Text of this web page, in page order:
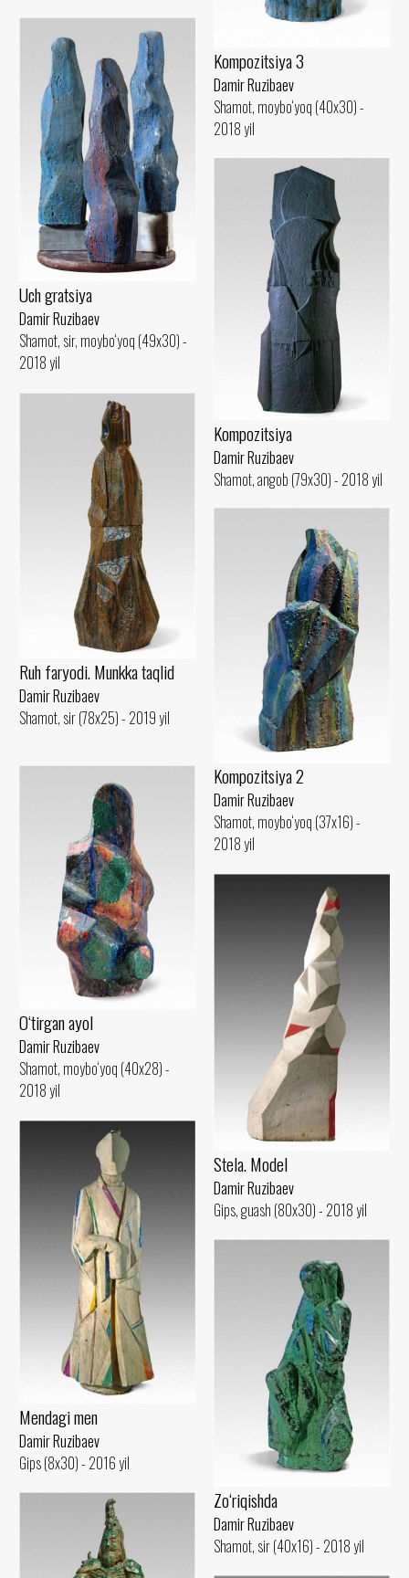
Kompozitsiya 3
Damir Ruzibaev
Shamot, moybo‘yoq (40x30) -
2018 yil
Uch gratsiya
Damir Ruzibaev
Shamot, sir, moybo‘yoq (49x30) -
2018 yil
Kompozitsiya
Damir Ruzibaev
Shamot, angob (79x30) - 2018 yil
Ruh faryodi. Munkka taqlid
Damir Ruzibaev
Shamot, sir (78x25) - 2019 yil
Kompozitsiya 2
Damir Ruzibaev
Shamot, moybo‘yoq (37x16) -
2018 yil
O‘tirgan ayol
Damir Ruzibaev
Shamot, moybo‘yoq (40x28) -
2018 yil
Stela. Model
Damir Ruzibaev
Gips, guash (80x30) - 2018 yil
Mendagi men
Damir Ruzibaev
Gips (8x30) - 2016 yil
Zo‘riqishda
Damir Ruzibaev
Shamot, sir (40x16) - 2018 yil